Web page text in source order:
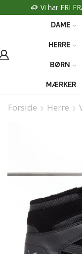
Vi har FRI
DAME
HERRE
BØRN
MÆRKER
Forside Herre